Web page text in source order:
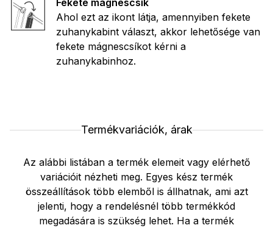
Fekete mágnescsík
Ahol ezt az ikont látja, amennyiben fekete
zuhanykabint választ, akkor lehetősége van
fekete mágnescsíkot kérni a
zuhanykabinhoz.
Termékvariációk, árak
Az alábbi listában a termék elemeit vagy elérhető
variációit nézheti meg. Egyes kész termék
összeállítások több elemből is állhatnak, ami azt
jelenti, hogy a rendelésnél több termékkód
megadására is szükség lehet. Ha a termék